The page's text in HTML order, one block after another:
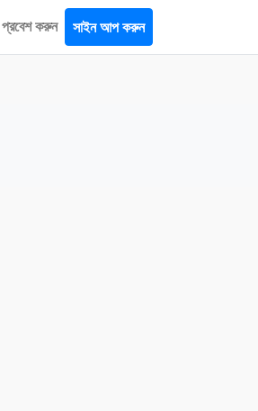
প্রবেশ করুন সাইন আপ করুন